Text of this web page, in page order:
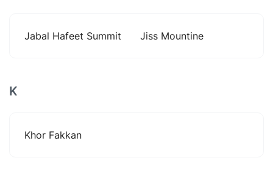
Jabal Hafeet Summit Jiss Mountine
K
Khor Fakkan